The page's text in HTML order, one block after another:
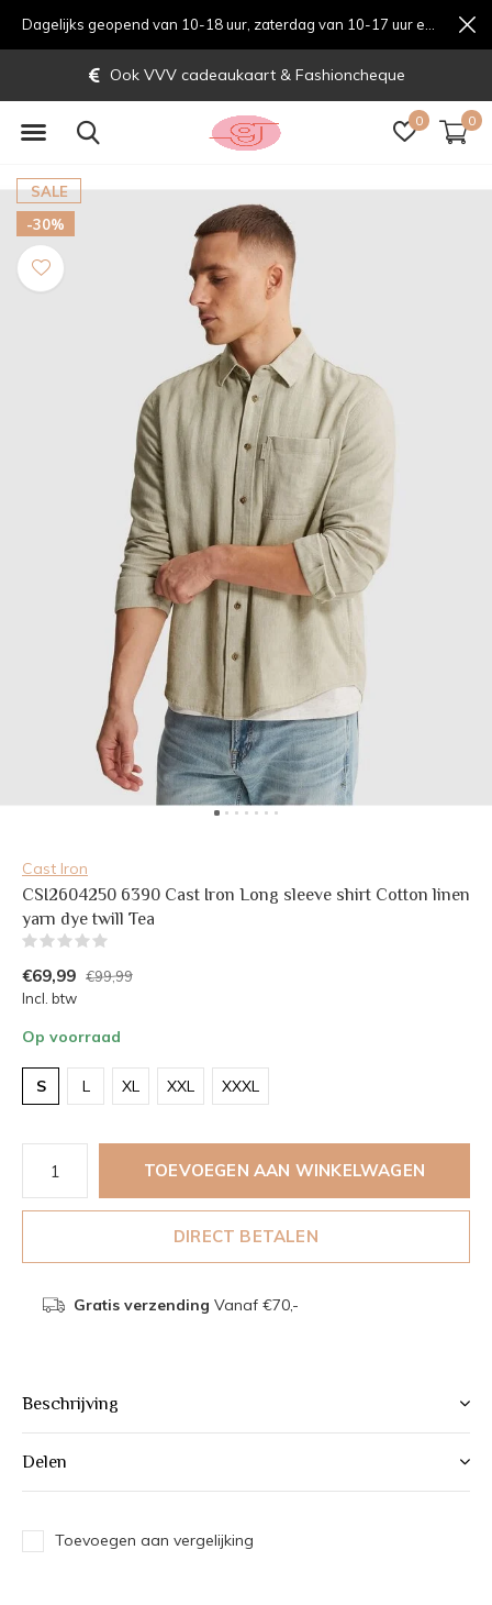
0 0
Ook VVV cadeaukaart & Fashioncheque
SALE
-30%
Cast Iron
CSI2604250 6390 Cast Iron Long sleeve shirt Cotton linen
yarn dye twill Tea
€69,99 €99,99
Incl. btw
Op voorraad
S L XL XXL XXXL
TOEVOEGEN AAN WINKELWAGEN
DIRECT BETALEN
Gratis verzending Vanaf €70,-
Beschrijving
Delen
Toevoegen aan vergelijking